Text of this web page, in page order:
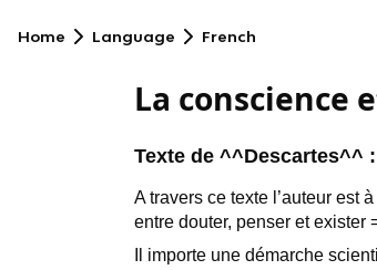
Home Language French
La conscience
Texte de ^^Descartes^^
A travers ce texte l’auteur est
entre douter, penser et exister
Il importe une démarche